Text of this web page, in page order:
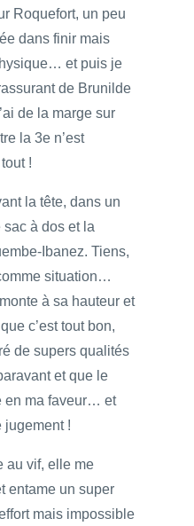
Roquefort, un peu
dans finir mais
et puis je
de Brunilde
de la marge sur
la 3e n’est
!
la tête, dans un
sac à dos et la
Ibanez. Tiens,
situation…
à sa hauteur et
c’est tout bon,
de supers qualités
et que le
en ma faveur… et
jugement !
au vif, elle me
entame un super
mais impossible